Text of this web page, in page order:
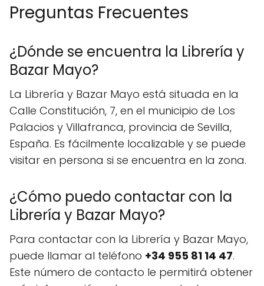
Preguntas Frecuentes
¿Dónde se encuentra la Librería y
Bazar Mayo?
La Librería y Bazar Mayo está situada en la
Calle Constitución, 7, en el municipio de Los
Palacios y Villafranca, provincia de Sevilla,
España. Es fácilmente localizable y se puede
visitar en persona si se encuentra en la zona.
¿Cómo puedo contactar con la
Librería y Bazar Mayo?
Para contactar con la Librería y Bazar Mayo,
puede llamar al teléfono +34 955 81 14 47.
Este número de contacto le permitirá obtener